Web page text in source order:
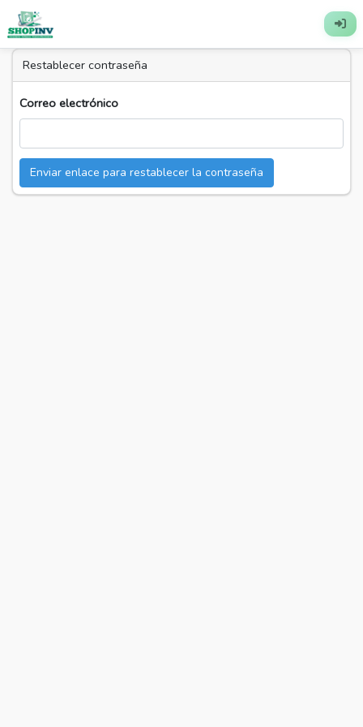
Restablecer contraseña
Correo electrónico
Enviar enlace para restablecer la contraseña